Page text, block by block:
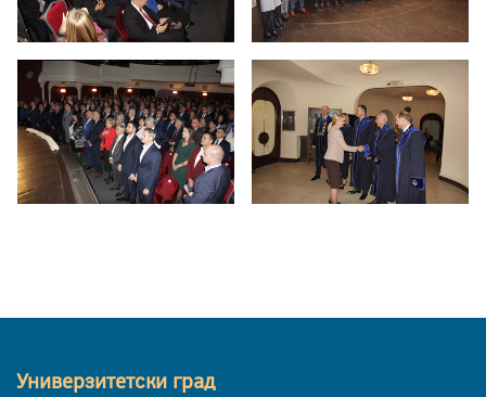
Универзитетски град